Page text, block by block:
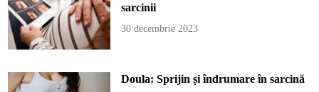
sarcinii
30 decembrie 2023
Doula: Sprijin și îndrumare în sarcină